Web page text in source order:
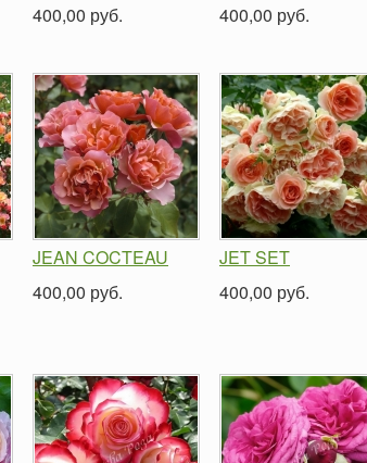
400,00 руб.
400,00 руб.
JEAN COCTEAU
400,00 руб.
JET SET
400,00 руб.